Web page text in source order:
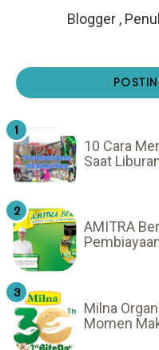
Blogger ,
10 Cara
Saat
AMITRA
Milna
Momen